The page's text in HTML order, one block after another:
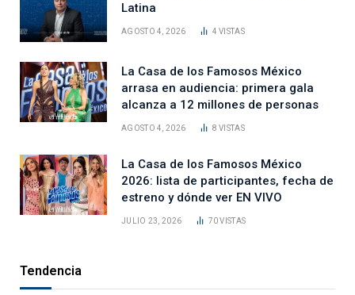
Latina
AGOSTO 4, 2026 4VISTAS
La Casa de los Famosos México
arrasa en audiencia: primera gala
alcanza a 12 millones de personas
AGOSTO 4, 2026 8VISTAS
La Casa de los Famosos México
2026: lista de participantes, fecha de
estreno y dónde ver EN VIVO
JULIO 23, 2026 70VISTAS
Tendencia